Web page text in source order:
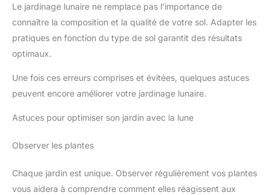
Le jardinage lunaire ne remplace pas l’importance de
connaître la composition et la qualité de votre sol. Adapter les
pratiques en fonction du type de sol garantit des résultats
optimaux.
Une fois ces erreurs comprises et évitées, quelques astuces
peuvent encore améliorer votre jardinage lunaire.
Astuces pour optimiser son jardin avec la lune
Observer les plantes
Chaque jardin est unique. Observer régulièrement vos plantes
vous aidera à comprendre comment elles réagissent aux